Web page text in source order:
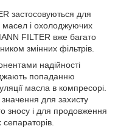
застосовуються для
масел і охолоджуючих
FILTER вже багато
змінних фільтрів.
надійності
попаданню
масла в компресорі.
для захисту
зносу і для продовження